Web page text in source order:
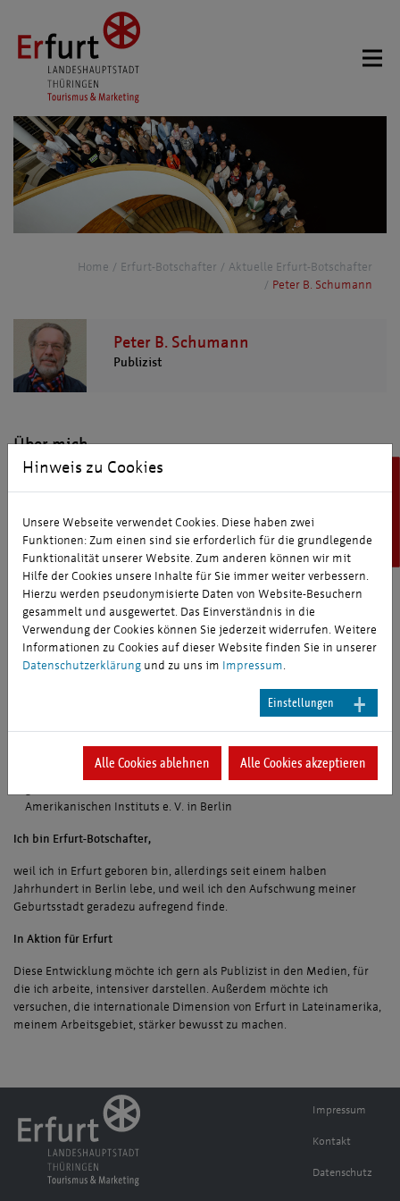
Home Erfurt-Botschafter
Aktuelle Erfurt-Botschafter
Peter B. Schumann
Peter B. Schumann
Publizist
Über mich
geboren am 17. Mai 1941 in Erfurt
1949 mit den Eltern nach Offenburg verzogen
Studium in Freiburg und Berlin
seit 1963 freischaffender Publizist mit
Arbeitsschwerpunkt Lateinamerika
zahlreiche Fernseh- und Rundfunkreportagen über kulturelle und
politische Themen Lateinamerikas
mehrere Buchpublikationen über Film und Literatur des
Kontinents
de.wikipedia.org/wiki/Peter_B._Schumann
Ehrenämter, Netzwerke & Tätigkeit als Erfurt-
Botschafter
Amerikanischen Instituts e. V. in Berlin
Ich bin Erfurt-Botschafter,
weil ich in Erfurt geboren bin, allerdings seit einem halben
Jahrhundert in Berlin lebe, und weil ich den Aufschwung meiner
Geburtsstadt geradezu aufregend finde.
In Aktion für Erfurt
Diese Entwicklung möchte ich gern als Publizist in den Medien, für
die ich arbeite, intensiver darstellen. Außerdem möchte ich
versuchen, die internationale Dimension von Erfurt in Lateinamerika,
meinem Arbeitsgebiet, stärker bewusst zu machen.
Impressum
Kontakt
Datenschutz
Erfurt Tourismus
Hinweis zu Cookies
Unsere Webseite verwendet Cookies. Diese haben zwei
Funktionen: Zum einen sind sie erforderlich für die grundlegende
Funktionalität unserer Website. Zum anderen können wir mit
Hilfe der Cookies unsere Inhalte für Sie immer weiter verbessern.
Hierzu werden pseudonymisierte Daten von Website-Besuchern
gesammelt und ausgewertet. Das Einverständnis in die
Verwendung der Cookies können Sie jederzeit widerrufen. Weitere
Informationen zu Cookies auf dieser Website finden Sie in unserer
Datenschutzerklärung und zu uns im Impressum.
Einstellungen
Alle Cookies ablehnen Alle Cookies akzeptieren